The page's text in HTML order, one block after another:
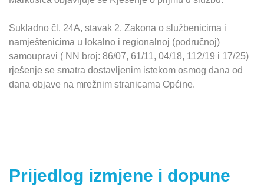
Sukladno čl. 24A, stavak 2. Zakona o službenicima i
namještenicima u lokalno i regionalnoj (područnoj)
samoupravi ( NN broj: 86/07, 61/11, 04/18, 112/19 i 17/25)
rješenje se smatra dostavljenim istekom osmog dana od
dana objave na mrežnim stranicama Općine.
Prijedlog izmjene i dopune